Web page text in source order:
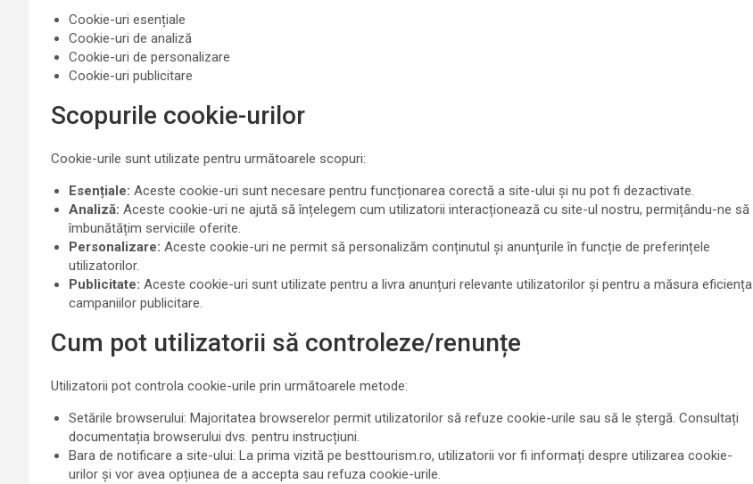
Cookie-uri esențiale
Cookie-uri de analiză
Cookie-uri de personalizare
Cookie-uri publicitare
Scopurile cookie-urilor
Cookie-urile sunt utilizate pentru următoarele scopuri:
Esențiale: Aceste cookie-uri sunt necesare pentru funcționarea corectă a site-ului și nu pot fi dezactivate.
Analiză: Aceste cookie-uri ne ajută să înțelegem cum utilizatorii interacționează cu site-ul nostru, permițându-ne să
îmbunătățim serviciile oferite.
Personalizare: Aceste cookie-uri ne permit să personalizăm conținutul și anunțurile în funcție de preferințele
utilizatorilor.
Publicitate: Aceste cookie-uri sunt utilizate pentru a livra anunțuri relevante utilizatorilor și pentru a măsura eficiența
campaniilor publicitare.
Cum pot utilizatorii să controleze/renunțe
Utilizatorii pot controla cookie-urile prin următoarele metode:
Setările browserului: Majoritatea browserelor permit utilizatorilor să refuze cookie-urile sau să le ștergă. Consultați
documentația browserului dvs. pentru instrucțiuni.
Bara de notificare a site-ului: La prima vizită pe besttourism.ro, utilizatorii vor fi informați despre utilizarea cookie-
urilor și vor avea opțiunea de a accepta sau refuza cookie-urile.